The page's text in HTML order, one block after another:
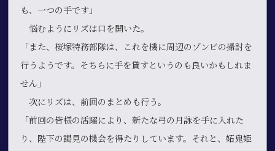
も、一つの手です」
悩むようにリズは口を開いた。
「また、桜塚特務部隊は、これを機に周辺のゾンビの掃討を
行うようです。そちらに手を貸すというのも良いかもしれま
せん」
次にリズは、前回のまとめも行う。
「前回の皆様の活躍により、新たな弓の月詠を手に入れた
り、陛下の謁見の機会を得たりしています。それと、妬鬼姫